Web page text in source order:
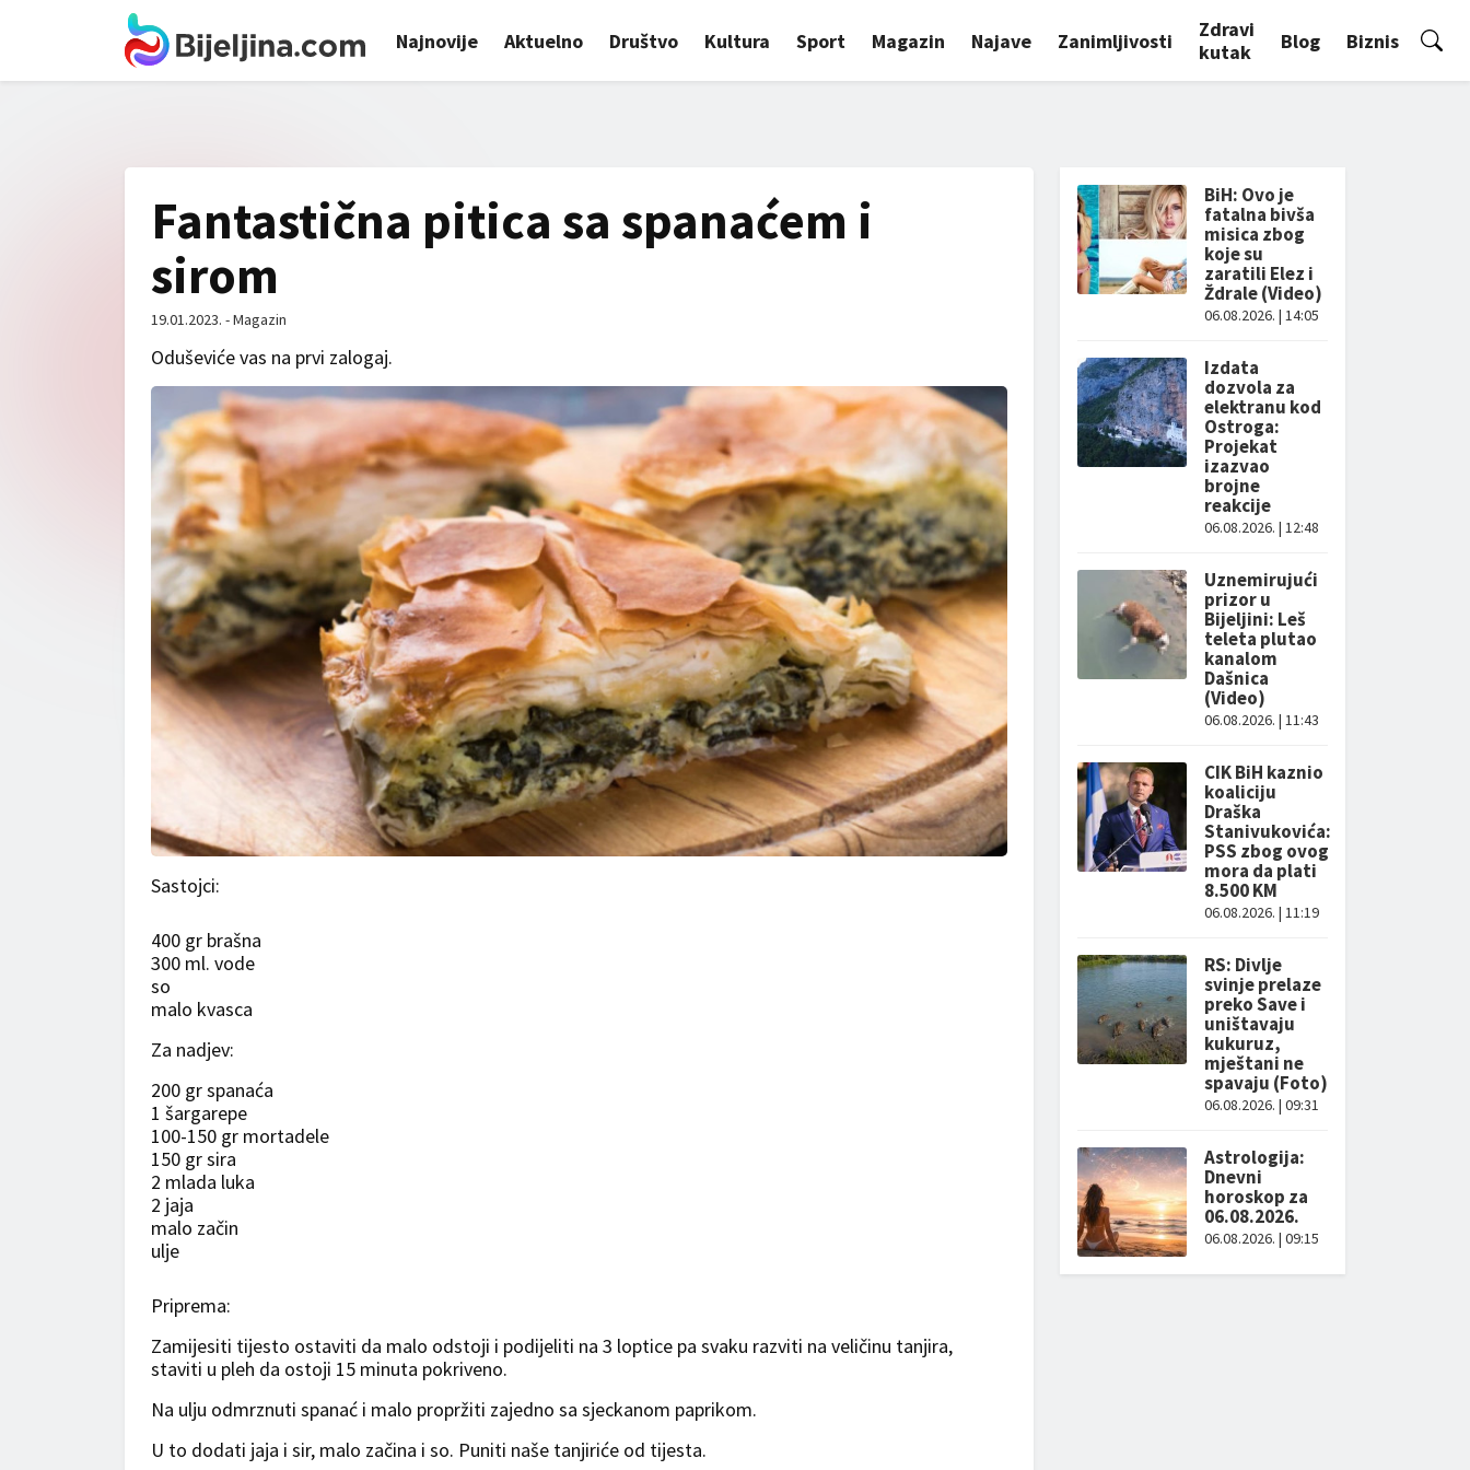
Najnovije Aktuelno Društvo Kultura Sport Magazin Najave Zanimljivosti
Zdravi
kutak
Blog Biznis
Fantastična pitica sa spanaćem i
sirom
19.01.2023. - Magazin
Oduševiće vas na prvi zalogaj.
Sastojci:
400 gr brašna
300 ml. vode
so
malo kvasca
Za nadjev:
200 gr spanaća
1 šargarepe
100-150 gr mortadele
150 gr sira
2 mlada luka
2 jaja
malo začin
ulje
Priprema:
Zamijesiti tijesto ostaviti da malo odstoji i podijeliti na 3 loptice pa svaku razviti na veličinu tanjira,
staviti u pleh da ostoji 15 minuta pokriveno.
Na ulju odmrznuti spanać i malo propržiti zajedno sa sjeckanom paprikom.
U to dodati jaja i sir, malo začina i so. Puniti naše tanjiriće od tijesta.
BiH: Ovo je
fatalna bivša
misica zbog
koje su
zaratili Elez i
Ždrale (Video)
06.08.2026. | 14:05
Izdata
dozvola za
elektranu kod
Ostroga:
Projekat
izazvao
brojne
reakcije
06.08.2026. | 12:48
Uznemirujući
prizor u
Bijeljini: Leš
teleta plutao
kanalom
Dašnica
(Video)
06.08.2026. | 11:43
CIK BiH kaznio
koaliciju
Draška
Stanivukovića:
PSS zbog ovog
mora da plati
8.500 KM
06.08.2026. | 11:19
RS: Divlje
svinje prelaze
preko Save i
uništavaju
kukuruz,
mještani ne
spavaju (Foto)
06.08.2026. | 09:31
Astrologija:
Dnevni
horoskop za
06.08.2026.
06.08.2026. | 09:15